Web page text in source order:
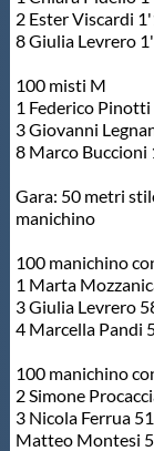
Protezione
Qualità
Sostenibilità
Privacy
Cookie Policy
Archivio News
Flash News
2 Ester Viscardi
8 Giulia Levrero
100 misti M
1 Federico
3 Giovanni
8 Marco Buccioni
Gara: 50 metri
manichino
100 manichino
1 Marta
3 Giulia Levrero
4 Marcella Pandi
100 manichino
2 Simone
3 Nicola Ferrua
Matteo Montesi